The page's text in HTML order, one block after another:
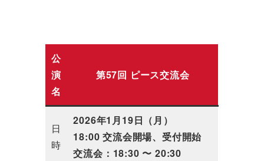
公
演
名
第57回 ピース交流会
日
時
2026年1月19日（月）
18:00 交流会開場、受付開始
交流会：18:30 〜 20:30